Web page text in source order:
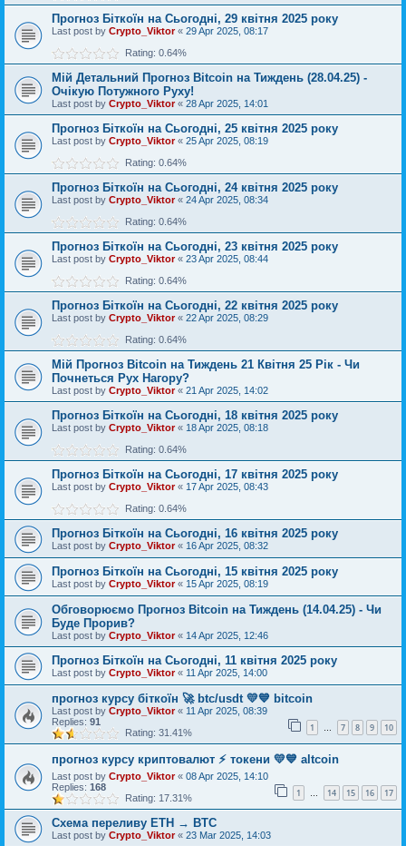
Прогноз Біткоїн на Сьогодні, 29 квітня 2025 року
Last post by Crypto_Viktor« 29 Apr 2025, 08:17
Rating: 0.64%
Мій Детальний Прогноз Bitcoin на Тиждень (28.04.25) -
Очікую Потужного Руху!
Last post by Crypto_Viktor« 28 Apr 2025, 14:01
Прогноз Біткоїн на Сьогодні, 25 квітня 2025 року
Last post by Crypto_Viktor« 25 Apr 2025, 08:19
Rating: 0.64%
Прогноз Біткоїн на Сьогодні, 24 квітня 2025 року
Last post by Crypto_Viktor« 24 Apr 2025, 08:34
Rating: 0.64%
Прогноз Біткоїн на Сьогодні, 23 квітня 2025 року
Last post by Crypto_Viktor« 23 Apr 2025, 08:44
Rating: 0.64%
Прогноз Біткоїн на Сьогодні, 22 квітня 2025 року
Last post by Crypto_Viktor« 22 Apr 2025, 08:29
Rating: 0.64%
Мій Прогноз Bitcoin на Тиждень 21 Квітня 25 Рік - Чи
Почнеться Рух Нагору?
Last post by Crypto_Viktor« 21 Apr 2025, 14:02
Прогноз Біткоїн на Сьогодні, 18 квітня 2025 року
Last post by Crypto_Viktor« 18 Apr 2025, 08:18
Rating: 0.64%
Прогноз Біткоїн на Сьогодні, 17 квітня 2025 року
Last post by Crypto_Viktor« 17 Apr 2025, 08:43
Rating: 0.64%
Прогноз Біткоїн на Сьогодні, 16 квітня 2025 року
Last post by Crypto_Viktor« 16 Apr 2025, 08:32
Прогноз Біткоїн на Сьогодні, 15 квітня 2025 року
Last post by Crypto_Viktor« 15 Apr 2025, 08:19
Обговорюємо Прогноз Bitcoin на Тиждень (14.04.25) - Чи
Буде Прорив?
Last post by Crypto_Viktor« 14 Apr 2025, 12:46
Прогноз Біткоїн на Сьогодні, 11 квітня 2025 року
Last post by Crypto_Viktor« 11 Apr 2025, 14:00
прогноз курсу біткоїн 🚀 btc/usdt 💛💙 bitcoin
Last post by Crypto_Viktor« 11 Apr 2025, 08:39
Replies: 91 1 … 7 8 9 10
Rating: 31.41%
прогноз курсу криптовалют ⚡ токени 💛💙 altcoin
Last post by Crypto_Viktor« 08 Apr 2025, 14:10
Replies: 168 1 … 14 15 16 17
Rating: 17.31%
Схема переливу ETH → BTC
Last post by Crypto_Viktor« 23 Mar 2025, 14:03